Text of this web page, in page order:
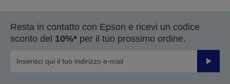
Resta in contatto con Epson e ricevi un codice
sconto del 10%* per il tuo prossimo ordine.
Invia